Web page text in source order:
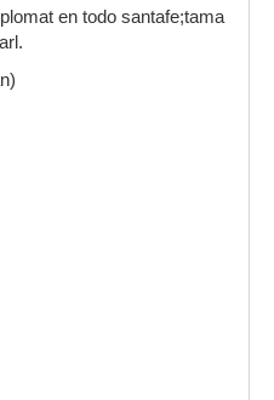
en todo santafe;tama